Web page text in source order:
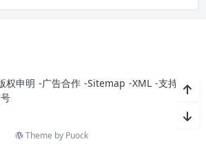
权申明 -广告合作 -Sitemap -XML -支持我
Theme by Puock